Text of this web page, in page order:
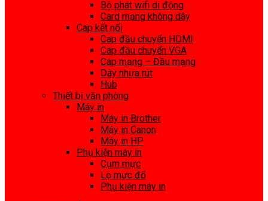
Bộ phát wifi di động
Card mạng không dây
Cap kết nối
Cap đầu chuyển HDMI
Cáp đầu chuyển VGA
Cáp mạng – Đầu mạng
Dây nhựa rút
Hub
Thiết bị văn phòng
Máy in
Máy in Brother
Máy in Canon
Máy in HP
Phụ kiện máy in
Cụm mực
Lọ mực đổ
Phụ kiện máy in